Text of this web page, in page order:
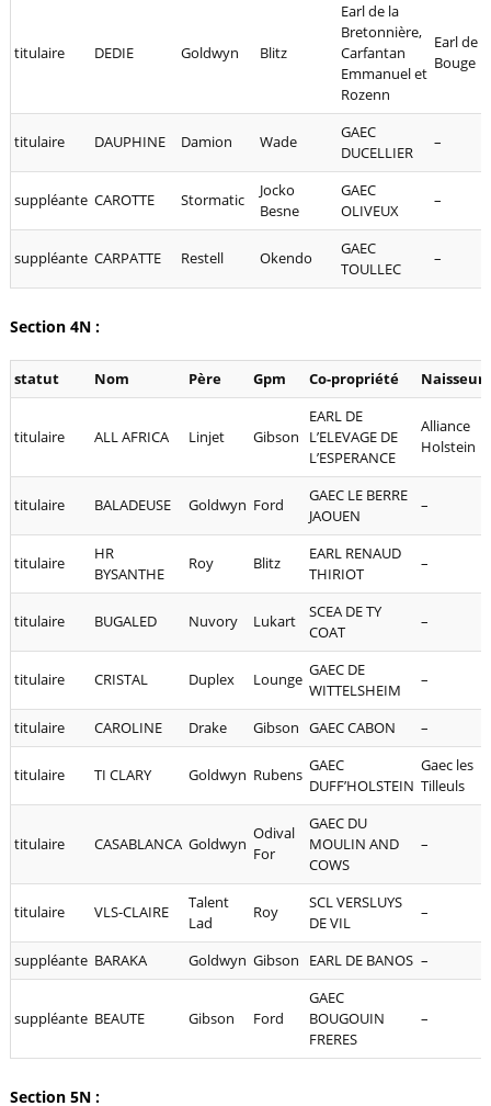
titulaire DEDIE Goldwyn Blitz
Earl de la
Bretonnière,
Carfantan
Emmanuel et
Rozenn
Earl de la
Bouge
titulaire DAUPHINE Damion Wade
GAEC
DUCELLIER
–
suppléante CAROTTE Stormatic
Jocko
Besne
GAEC
OLIVEUX
–
suppléante CARPATTE Restell Okendo
GAEC
TOULLEC
–
Section 4N :
statut Nom Père Gpm Co-propriété Naisseur
titulaire ALL AFRICA Linjet Gibson
EARL DE
L’ELEVAGE DE
L’ESPERANCE
Alliance
Holstein
titulaire BALADEUSE Goldwyn Ford
GAEC LE BERRE
JAOUEN
–
titulaire
HR
BYSANTHE
Roy Blitz
EARL RENAUD
THIRIOT
–
titulaire BUGALED Nuvory Lukart
SCEA DE TY
COAT
–
titulaire CRISTAL Duplex Lounge GAEC DE
WITTELSHEIM
–
titulaire CAROLINE Drake Gibson GAEC CABON –
titulaire TI CLARY Goldwyn Rubens GAEC
DUFF’HOLSTEIN
Gaec les
Tilleuls
titulaire CASABLANCA Goldwyn
Odival
For
GAEC DU
MOULIN AND
COWS
–
titulaire VLS-CLAIRE
Talent
Lad
Roy
SCL VERSLUYS
DE VIL
–
suppléante BARAKA Goldwyn Gibson EARL DE BANOS –
suppléante BEAUTE Gibson Ford
GAEC
BOUGOUIN
FRERES
–
Section 5N :